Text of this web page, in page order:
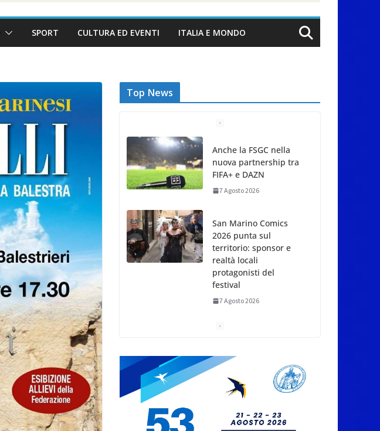
SPORT CULTURA ED EVENTI ITALIA E MONDO
Top News
Anche la FSGC nella
nuova partnership tra
FIFA+ e DAZN
7 Agosto 2026
San Marino Comics
2026 punta sul
territorio: sponsor e
realtà locali
protagonisti del
festival
7 Agosto 2026
verso l’ora del
tramonto. I luoghi del
territorio dove si potrà
ammirare
7 Agosto 2026